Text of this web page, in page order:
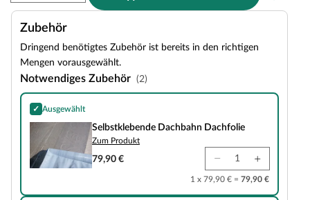
Zubehör
Dringend benötigtes Zubehör ist bereits in den richtigen
Mengen vorausgewählt.
Notwendiges Zubehör (2)
✓ Ausgewählt
Selbstklebende Dachbahn Dachfolie
Selbstklebende Dachbahn Dachfolie
Zum Produkt
79,90 €
1 x 79,90 € = 79,90 €